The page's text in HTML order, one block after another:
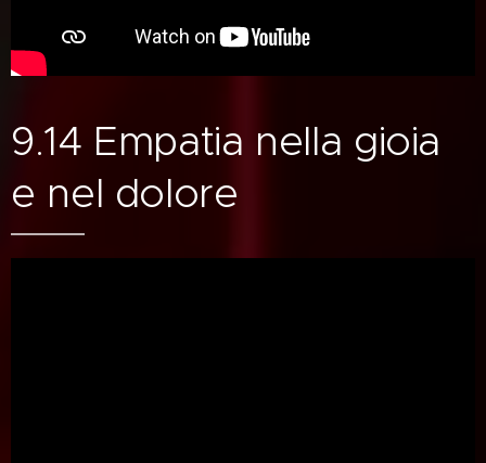
9.14 Empatia nella gioia
e nel dolore